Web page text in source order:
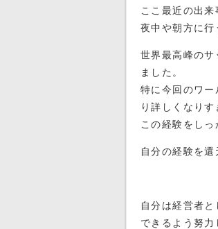
ここ最近の出
夜中や朝方に行
世界最高峰の
ました。
特に今回のワ
り詳しくなり
この経験をし
自分の経験を還
自分は経営者
できるよう努力